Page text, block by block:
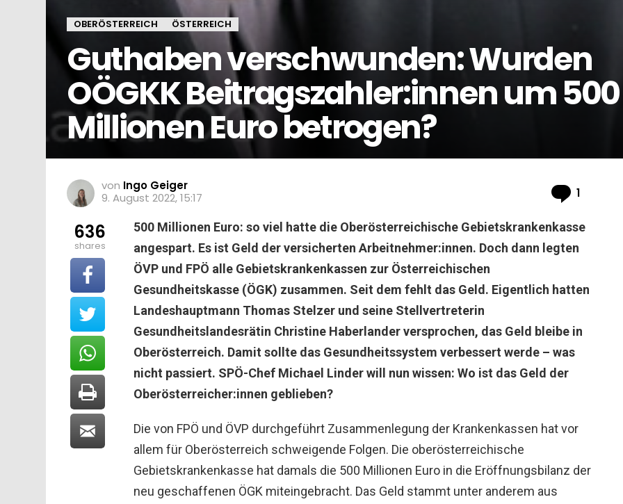
OBERÖSTERREICH ÖSTERREICH
Guthaben verschwunden: Wurden
OÖGKK Beitragszahler:innen um 500
Millionen Euro betrogen?
von Ingo Geiger
9. August 2022, 15:17
1
500 Millionen Euro: so viel hatte die Oberösterreichische Gebietskrankenkasse
angespart. Es ist Geld der versicherten Arbeitnehmer:innen. Doch dann legten
ÖVP und FPÖ alle Gebietskrankenkassen zur Österreichischen
Gesundheitskasse (ÖGK) zusammen. Seit dem fehlt das Geld. Eigentlich hatten
Landeshauptmann Thomas Stelzer und seine Stellvertreterin
Gesundheitslandesrätin Christine Haberlander versprochen, das Geld bleibe in
Oberösterreich. Damit sollte das Gesundheitssystem verbessert werde – was
nicht passiert. SPÖ-Chef Michael Linder will nun wissen: Wo ist das Geld der
Oberösterreicher:innen geblieben?
Die von FPÖ und ÖVP durchgeführt Zusammenlegung der Krankenkassen hat vor
allem für Oberösterreich schweigende Folgen. Die oberösterreichische
Gebietskrankenkasse hat damals die 500 Millionen Euro in die Eröffnungsbilanz der
neu geschaffenen ÖGK miteingebracht. Das Geld stammt unter anderem aus
636
shares